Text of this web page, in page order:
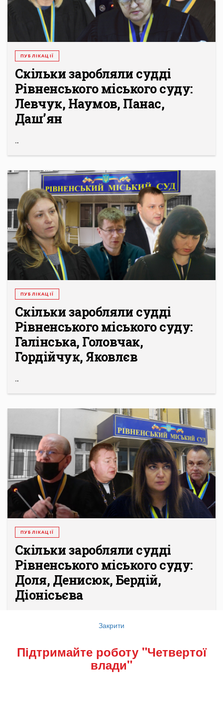
ПУБЛІКАЦІЇ
Скільки заробляли судді
Рівненського міського суду:
Левчук, Наумов, Панас,
Даш’ян
...
ПУБЛІКАЦІЇ
Скільки заробляли судді
Рівненського міського суду:
Галінська, Головчак,
Гордійчук, Яковлєв
...
ПУБЛІКАЦІЇ
Скільки заробляли судді
Рівненського міського суду:
Доля, Денисюк, Бердій,
Діонісьєва
Підтримайте роботу «Четвертої
Закрити
Підтримайте роботу "Четвертої
влади"